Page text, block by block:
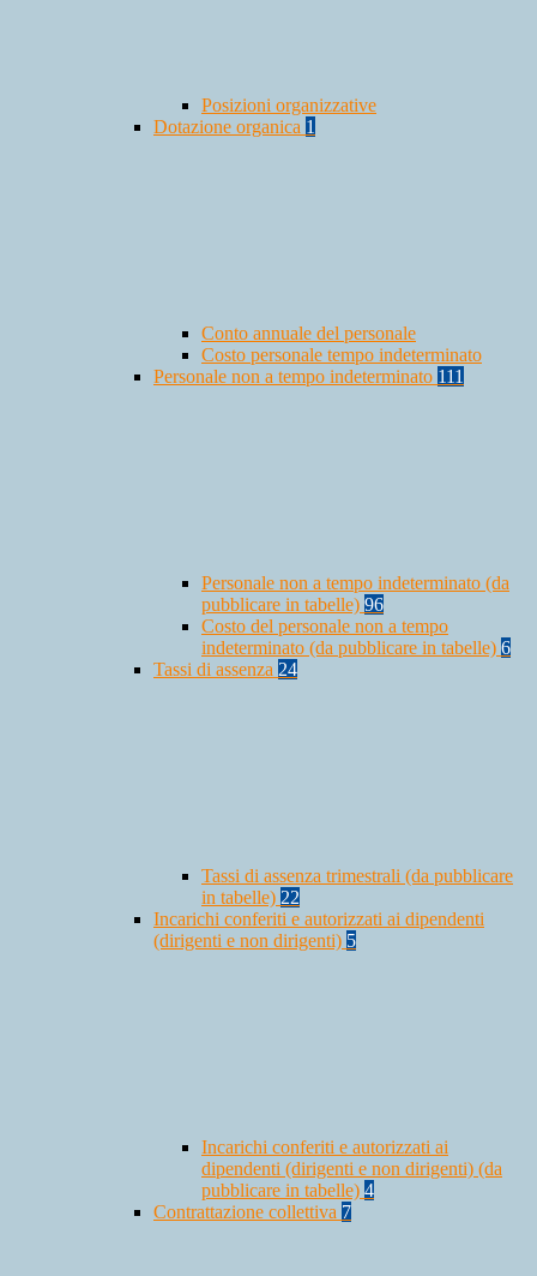
Posizioni organizzative
Dotazione organica 1
Conto annuale del personale
Costo personale tempo indeterminato
Personale non a tempo indeterminato 111
Personale non a tempo indeterminato (da
pubblicare in tabelle) 96
Costo del personale non a tempo
indeterminato (da pubblicare in tabelle) 6
Tassi di assenza 24
Tassi di assenza trimestrali (da pubblicare
in tabelle) 22
Incarichi conferiti e autorizzati ai dipendenti
(dirigenti e non dirigenti) 5
Incarichi conferiti e autorizzati ai
dipendenti (dirigenti e non dirigenti) (da
pubblicare in tabelle) 4
Contrattazione collettiva 7